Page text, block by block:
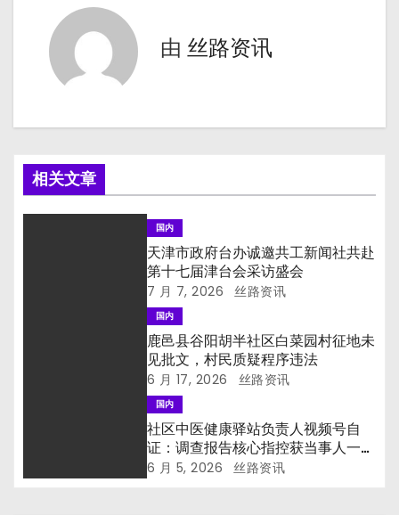
航
由 丝路资讯
相关文章
国内
天津市政府台办诚邀共工新闻社共赴
第十七届津台会采访盛会
7 月 7, 2026 丝路资讯
国内
鹿邑县谷阳胡半社区白菜园村征地未
见批文，村民质疑程序违法
6 月 17, 2026 丝路资讯
国内
社区中医健康驿站负责人视频号自
证：调查报告核心指控获当事人一手
印证
6 月 5, 2026 丝路资讯